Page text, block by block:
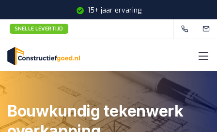
15+ jaar ervaring
SNELLE LEVERTIJD
Bouwkundig tekenwerk